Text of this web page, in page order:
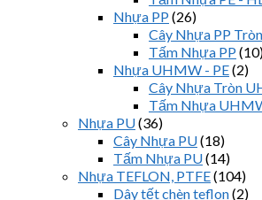
Nhựa PP (26)
Cây Nhựa PP Tròn
Tấm Nhựa PP
Nhựa UHMW - PE(2)
Cây Nhựa Tròn
Tấm Nhựa
Nhựa PU(36)
Cây Nhựa PU(18)
Tấm Nhựa PU(14)
Nhựa TEFLON, PTFE(104)
Dây tết chèn teflon(2)